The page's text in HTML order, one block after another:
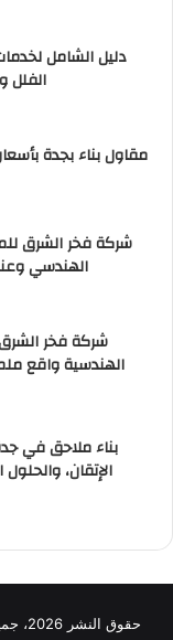
دليل الشامل
الفلل
مقاول بناء بجدة
شركة فخر الشرق
الهندسي
شركة فخر
الهندسية واقع
الإتقان،
© حقوق النشر 2026، جميع الحقوق محفوظة |